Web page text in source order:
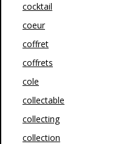
cocktail
coeur
coffret
coffrets
cole
collectable
collecting
collection